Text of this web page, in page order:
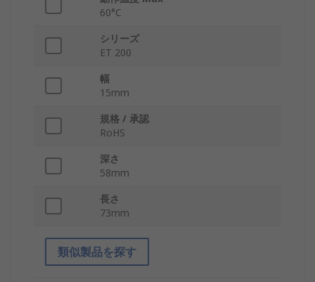
60°C
シリーズ
ET 200
幅
15mm
規格 / 承認
RoHS
深さ
58mm
長さ
73mm
類似製品を探す